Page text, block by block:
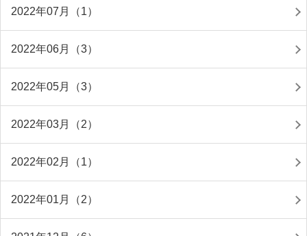
2022年07月（1）
2022年06月（3）
2022年05月（3）
2022年03月（2）
2022年02月（1）
2022年01月（2）